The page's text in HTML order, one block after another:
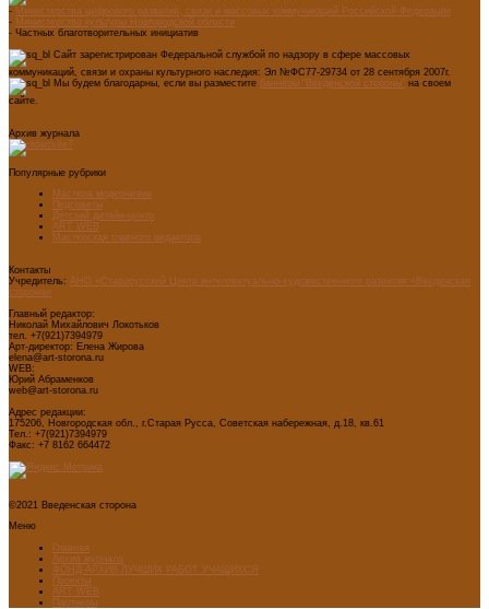
- Министерства цифрового развития, связи и массовых коммуникаций Российской Федерации
- Министерство культуры Новгородской области
- Частных благотворительных инициатив
Сайт зарегистрирован Федеральной службой по надзору в сфере массовых
коммуникаций, связи и охраны культурного наследия: Эл №ФС77-29734 от 28 сентября 2007г.
Мы будем благодарны, если вы разместите баннеры "Введенской стороны" на своем
сайте.
Архив журнала
Популярные рубрики
Мастера модернизма
Педсоветы
Детский дизайн-центр
ART WEB
Мастерская главного редактора
Контакты
Учредитель: АНО «Старорусский Центр интеллектуально-художественного развития «Введенская
сторона»
Главный редактор:
Николай Михайлович Локотьков
тел. +7(921)7394979
Арт-директор: Елена Жирова
elena@art-storona.ru
WEB:
Юрий Абраменков
web@art-storona.ru
Адрес редакции:
175206, Новгородская обл., г.Старая Русса, Советская набережная, д.18, кв.61
Тел.: +7(921)7394979
Факс: +7 8162 664472
©2021 Введенская сторона
Меню
Главная
Архив журнала
ФОНД-АРХИВ ЛУЧШИХ РАБОТ УЧАЩИХСЯ
Проекты
ART WEB
Партнеры